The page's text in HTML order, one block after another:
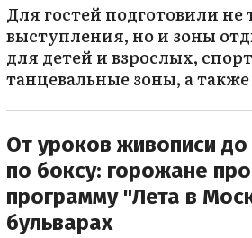
Для гостей подготовили не
выступления, но и зоны
для детей и взрослых,
танцевальные зоны, а
От уроков живописи
по боксу: горожане
программу "Лета в
бульварах